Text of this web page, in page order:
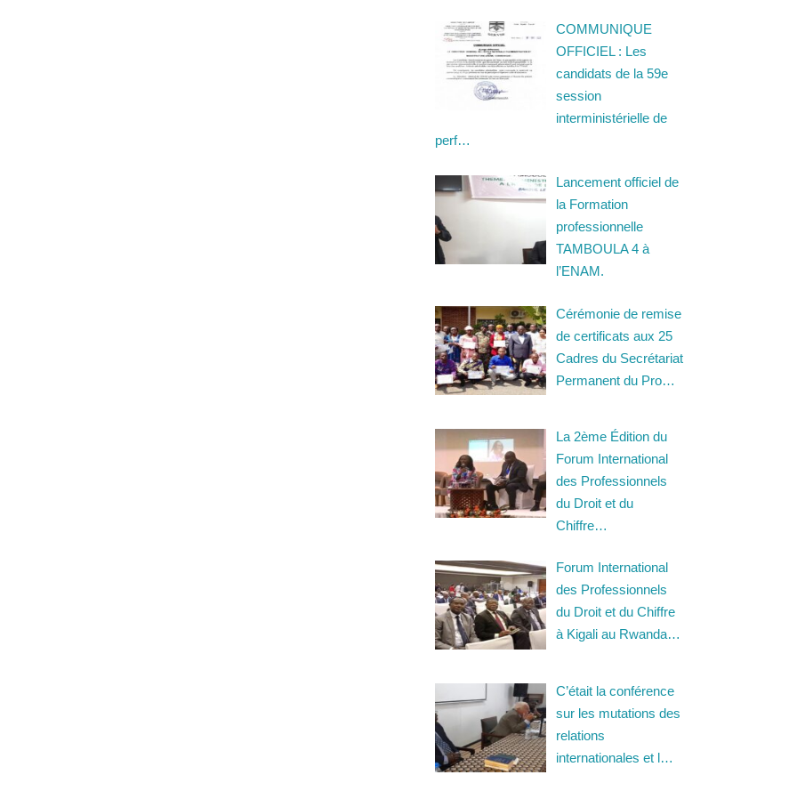
COMMUNIQUE
OFFICIEL : Les
candidats de la 59e
session
interministérielle de
perf…
Lancement officiel de
la Formation
professionnelle
TAMBOULA 4 à
l’ENAM.
Cérémonie de remise
de certificats aux 25
Cadres du Secrétariat
Permanent du Pro…
La 2ème Édition du
Forum International
des Professionnels
du Droit et du
Chiffre…
Forum International
des Professionnels
du Droit et du Chiffre
à Kigali au Rwanda…
C’était la conférence
sur les mutations des
relations
internationales et l…